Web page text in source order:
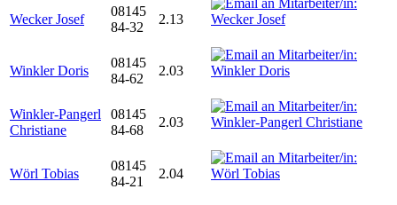
Wecker Josef
08145
84-32
2.13
Winkler Doris
08145
84-62
2.03
Winkler-Pangerl
Christiane
08145
84-68
2.03
Wörl Tobias
08145
84-21
2.04